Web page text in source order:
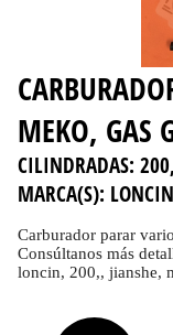
MEKO, GAS
CILINDRADAS:
MARCA(S):
Carburador parar
Consúltanos más
loncin, 200,, jianshe,